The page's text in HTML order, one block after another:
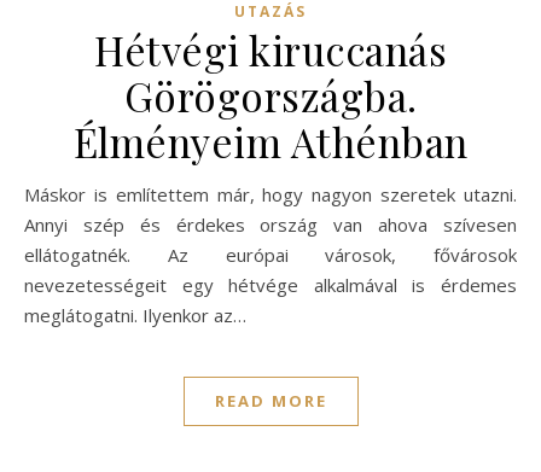
UTAZÁS
Hétvégi kiruccanás
Görögországba.
Élményeim Athénban
Máskor is említettem már, hogy nagyon szeretek utazni.
Annyi szép és érdekes ország van ahova szívesen
ellátogatnék. Az európai városok, fővárosok
nevezetességeit egy hétvége alkalmával is érdemes
meglátogatni. Ilyenkor az…
READ MORE